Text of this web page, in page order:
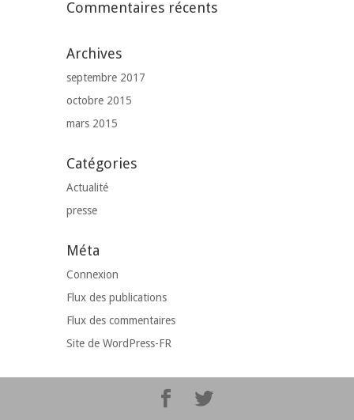
Commentaires récents
Archives
septembre 2017
octobre 2015
mars 2015
Catégories
Actualité
presse
Méta
Connexion
Flux des publications
Flux des commentaires
Site de WordPress-FR